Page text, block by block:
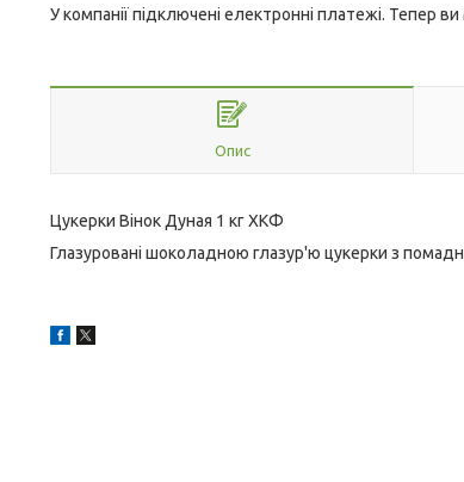
У компанії підключені електронні платежі. Тепер
Опис
Цукерки Вінок Дуная 1 кг ХКФ
Глазуровані шоколадною глазур'ю цукерки з